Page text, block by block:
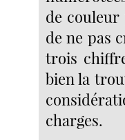
de
de ne pas
trois
bien la
charges.